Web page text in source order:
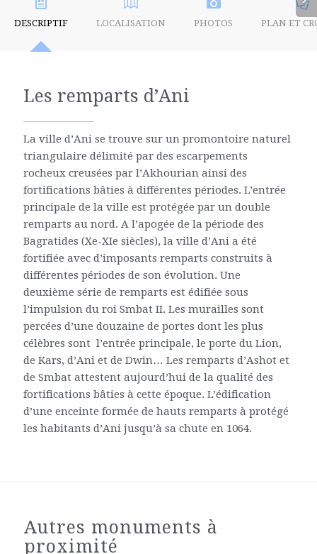
DESCRIPTIF LOCALISATION PHOTOS PLAN ET
Les remparts d’Ani
La ville d’Ani se trouve sur un promontoire naturel
triangulaire délimité par des escarpements
rocheux creusées par l’Akhourian ainsi des
fortifications bâties à différentes périodes. L’entrée
principale de la ville est protégée par un double
remparts au nord. A l’apogée de la période des
Bagratides (Xe-XIe siècles), la ville d’Ani a été
fortifiée avec d’imposants remparts construits à
différentes périodes de son évolution. Une
deuxième série de remparts est édifiée sous
l’impulsion du roi Smbat II. Les murailles sont
percées d’une douzaine de portes dont les plus
célèbres sont l’entrée principale, le porte du Lion,
de Kars, d’Ani et de Dwin… Les remparts d’Ashot et
de Smbat attestent aujourd’hui de la qualité des
fortifications bâties à cette époque. L’édification
d’une enceinte formée de hauts remparts à protégé
les habitants d’Ani jusqu’à sa chute en 1064.
Autres monuments à
proximité